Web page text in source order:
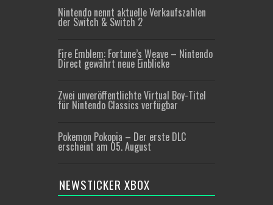
Nintendo nennt aktuelle Verkaufszahlen
der Switch & Switch 2
Fire Emblem: Fortune’s Weave – Nintendo
Direct gewährt neue Einblicke
Zwei unveröffentlichte Virtual Boy-Titel
für Nintendo Classics verfügbar
Pokemon Pokopia – Der erste DLC
erscheint am 05. August
NEWSTICKER XBOX